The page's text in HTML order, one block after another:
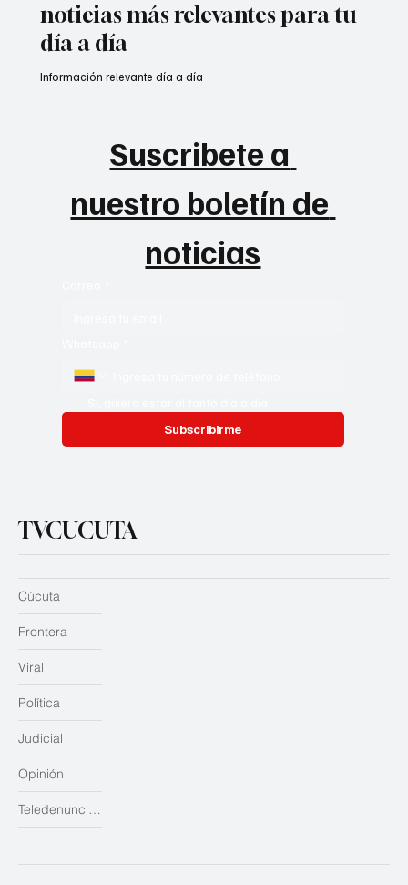
noticias más relevantes para tu
día a día
Suscribete a
nuestro boletín de
noticias
Subscribirme
Información relevante día a día
TVCUCUTA
Judicial
Opinión
Teledenuncias
Cúcuta
Frontera
Viral
Política